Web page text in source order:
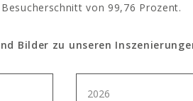
von 99,76 Prozent.
Bilder zu unseren
2026